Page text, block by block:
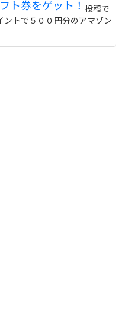
ト券をゲット！ 投稿で
ントで５００円分のアマゾン